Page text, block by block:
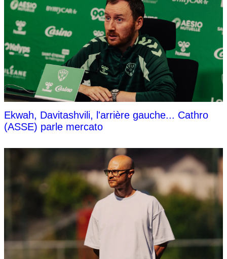
Ekwah, Davitashvili, l'arrière gauche... Cathro
(ASSE) parle mercato